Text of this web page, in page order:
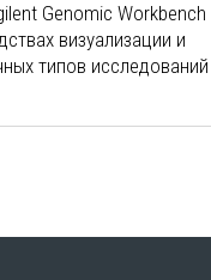
Genomic Workbench
визуализации и
типов исследований